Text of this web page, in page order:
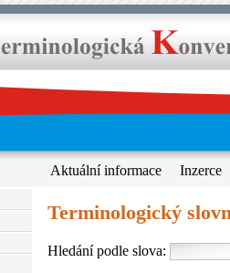
Aktuální informace
Inzerce
Terminologický
Hledání podle slova: